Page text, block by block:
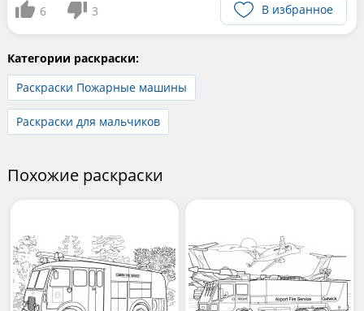
6 3 В избранное
Категории раскраски:
Раскраски Пожарные машины
Раскраски для мальчиков
Похожие раскраски